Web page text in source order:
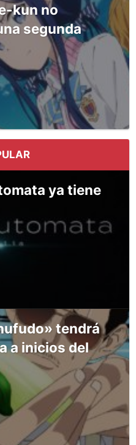
kun no
segunda
ya tiene
tendrá
a inicios del